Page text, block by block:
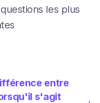
les plus
entre
s'agit